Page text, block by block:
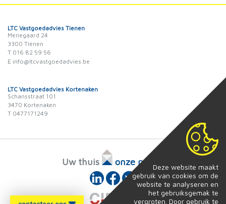
LTC Vastgoedadvies Tienen
Menegaard 24
3300 Tienen
T 016 82 59 56
E info@ltcvastgoedadvies.be
LTC Vastgoedadvies Kortenaken
Schansstraat 101
3470 Kortenaken
T 0477171249
Uw thuis onze passieDeze website maakt
gebruik van cookies om de
website te analyseren en
het gebruiksgemak te
vergroten. Door gebruik te